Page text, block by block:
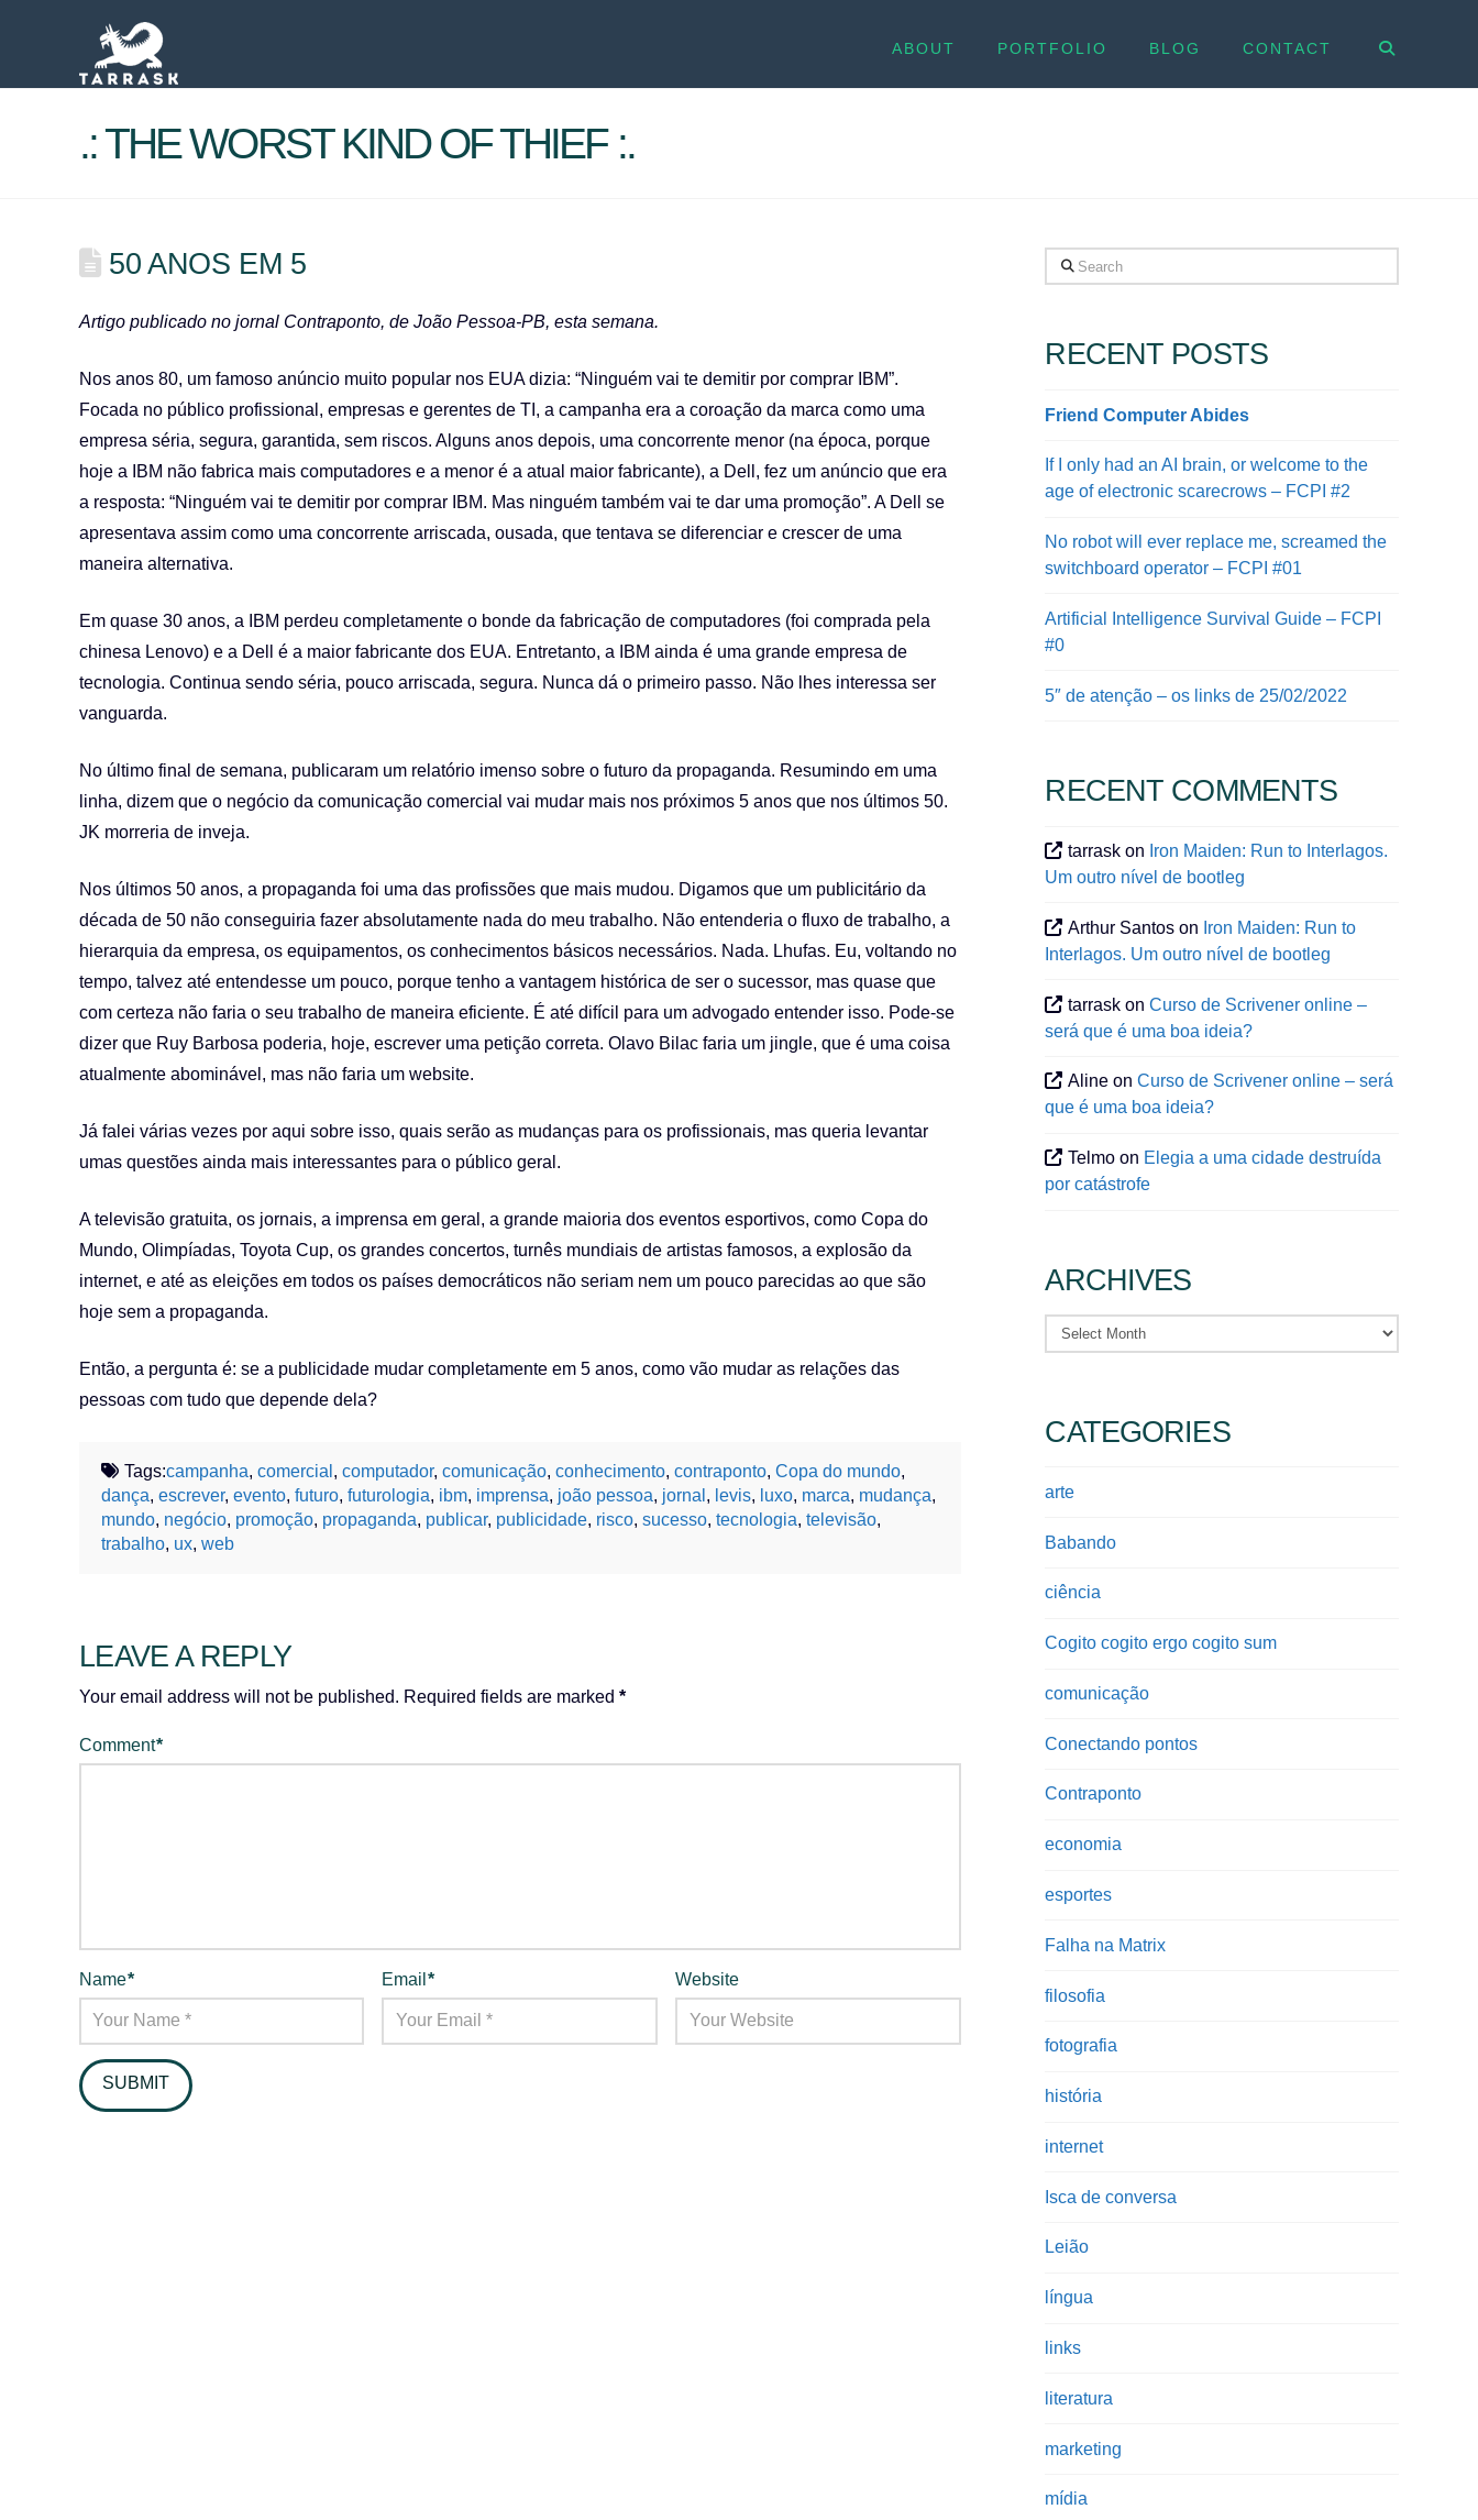
ABOUT PORTFOLIO BLOG CONTACT
.: THE WORST KIND OF THIEF :.
50 ANOS EM 5
Artigo publicado no jornal Contraponto, de João Pessoa-PB, esta semana.
Nos anos 80, um famoso anúncio muito popular nos EUA dizia: “Ninguém vai te demitir por comprar IBM”.
Focada no público profissional, empresas e gerentes de TI, a campanha era a coroação da marca como uma
empresa séria, segura, garantida, sem riscos. Alguns anos depois, uma concorrente menor (na época, porque
hoje a IBM não fabrica mais computadores e a menor é a atual maior fabricante), a Dell, fez um anúncio que era
a resposta: “Ninguém vai te demitir por comprar IBM. Mas ninguém também vai te dar uma promoção”. A Dell se
apresentava assim como uma concorrente arriscada, ousada, que tentava se diferenciar e crescer de uma
maneira alternativa.
Em quase 30 anos, a IBM perdeu completamente o bonde da fabricação de computadores (foi comprada pela
chinesa Lenovo) e a Dell é a maior fabricante dos EUA. Entretanto, a IBM ainda é uma grande empresa de
tecnologia. Continua sendo séria, pouco arriscada, segura. Nunca dá o primeiro passo. Não lhes interessa ser
vanguarda.
No último final de semana, publicaram um relatório imenso sobre o futuro da propaganda. Resumindo em uma
linha, dizem que o negócio da comunicação comercial vai mudar mais nos próximos 5 anos que nos últimos 50.
JK morreria de inveja.
Nos últimos 50 anos, a propaganda foi uma das profissões que mais mudou. Digamos que um publicitário da
década de 50 não conseguiria fazer absolutamente nada do meu trabalho. Não entenderia o fluxo de trabalho, a
hierarquia da empresa, os equipamentos, os conhecimentos básicos necessários. Nada. Lhufas. Eu, voltando no
tempo, talvez até entendesse um pouco, porque tenho a vantagem histórica de ser o sucessor, mas quase que
com certeza não faria o seu trabalho de maneira eficiente. É até difícil para um advogado entender isso. Pode-se
dizer que Ruy Barbosa poderia, hoje, escrever uma petição correta. Olavo Bilac faria um jingle, que é uma coisa
atualmente abominável, mas não faria um website.
Já falei várias vezes por aqui sobre isso, quais serão as mudanças para os profissionais, mas queria levantar
umas questões ainda mais interessantes para o público geral.
A televisão gratuita, os jornais, a imprensa em geral, a grande maioria dos eventos esportivos, como Copa do
Mundo, Olimpíadas, Toyota Cup, os grandes concertos, turnês mundiais de artistas famosos, a explosão da
internet, e até as eleições em todos os países democráticos não seriam nem um pouco parecidas ao que são
hoje sem a propaganda.
Então, a pergunta é: se a publicidade mudar completamente em 5 anos, como vão mudar as relações das
pessoas com tudo que depende dela?
Tags:campanha, comercial , computador, comunicação, conhecimento, contraponto, Copa do mundo,
dança, escrever, evento, futuro, futurologia, ibm, imprensa, joão pessoa, jornal , levis, luxo, marca, mudança,
mundo, negócio, promoção, propaganda, publicar, publicidade, risco, sucesso, tecnologia, televisão,
trabalho, ux, web
LEAVE A REPLY
Your email address will not be published. Required fields are marked *
Comment*
Name* Email* Website
Search
RECENT POSTS
Friend Computer Abides
If I only had an AI brain, or welcome to the
age of electronic scarecrows – FCPI #2
No robot will ever replace me, screamed the
switchboard operator – FCPI #01
Artificial Intelligence Survival Guide – FCPI
#0
5″ de atenção – os links de 25/02/2022
RECENT COMMENTS
tarrask on Iron Maiden: Run to Interlagos.
Um outro nível de bootleg
Arthur Santos on Iron Maiden: Run to
Interlagos. Um outro nível de bootleg
tarrask onCurso de Scrivener online –
será que é uma boa ideia?
Aline onCurso de Scrivener online – será
que é uma boa ideia?
Telmo on Elegia a uma cidade destruída
por catástrofe
ARCHIVES
Archives
CATEGORIES
arte
Babando
ciência
Cogito cogito ergo cogito sum
comunicação
Conectando pontos
Contraponto
economia
esportes
Falha na Matrix
filosofia
fotografia
história
internet
Isca de conversa
Leião
língua
links
literatura
marketing
mídia